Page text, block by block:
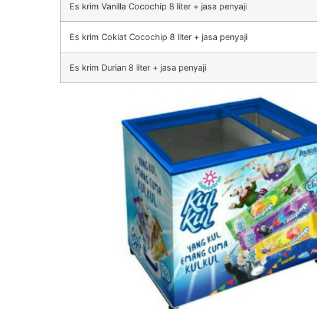
Es krim Vanilla Cocochip 8 liter + jasa penyaji
Es krim Coklat Cocochip 8 liter + jasa penyaji
Es krim Durian 8 liter + jasa penyaji